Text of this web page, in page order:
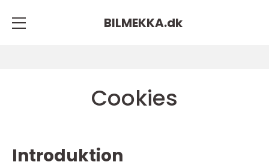
BILMEKKA.dk
Cookies
Introduktion